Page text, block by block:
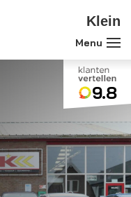
Klein
9.8